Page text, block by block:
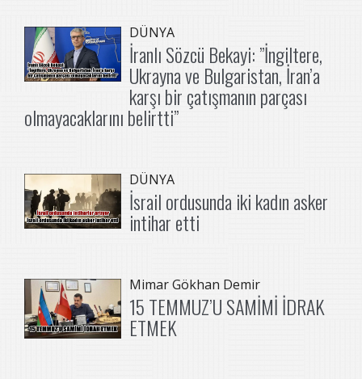
DÜNYA
İranlı Sözcü Bekayi: ”İngiltere,
Ukrayna ve Bulgaristan, İran’a
karşı bir çatışmanın parçası
olmayacaklarını belirtti”
DÜNYA
İsrail ordusunda iki kadın asker
intihar etti
Mimar Gökhan Demir
15 TEMMUZ’U SAMİMİ İDRAK
ETMEK